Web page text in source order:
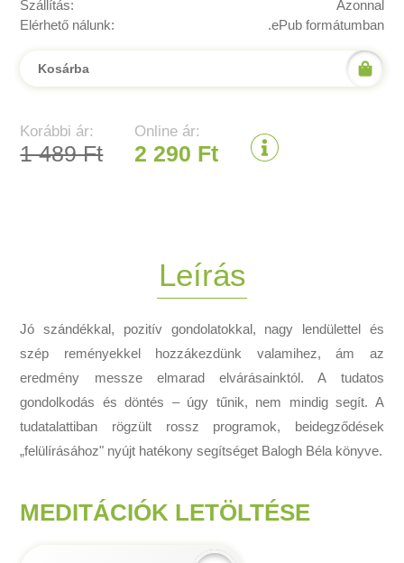
Szállítás:
Azonnal
Elérhető nálunk:
.ePub formátumban
Kosárba
Korábbi ár:
1 489 Ft
Online ár:
2 290 Ft
Leírás
Jó szándékkal, pozitív gondolatokkal, nagy lendülettel és
szép reményekkel hozzákezdünk valamihez, ám az
eredmény messze elmarad elvárásainktól. A tudatos
gondolkodás és döntés – úgy tűnik, nem mindig segít. A
tudatalattiban rögzült rossz programok, beidegződések
„felülírásához" nyújt hatékony segítséget Balogh Béla könyve.
MEDITÁCIÓK LETÖLTÉSE